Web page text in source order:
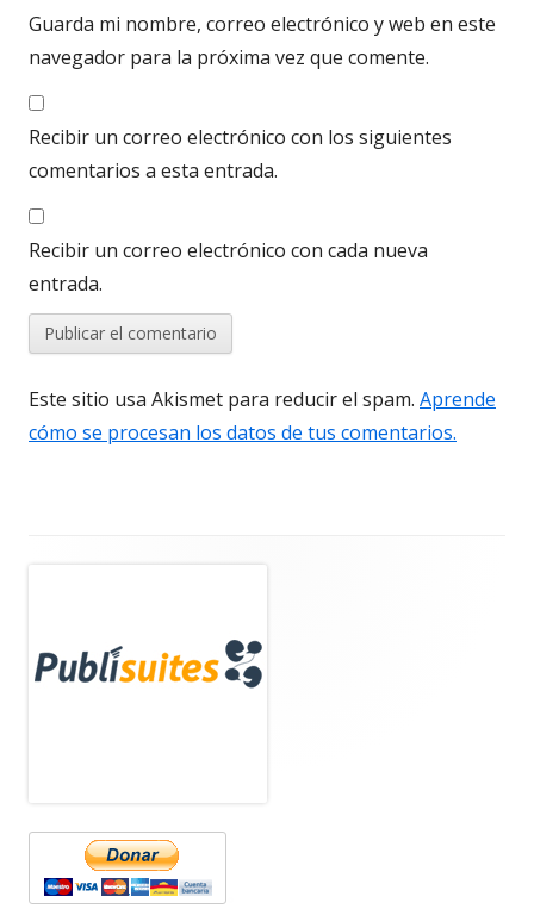
Guarda mi nombre, correo electrónico y web en este
navegador para la próxima vez que comente.
Recibir un correo electrónico con los siguientes
comentarios a esta entrada.
Recibir un correo electrónico con cada nueva
entrada.
Este sitio usa Akismet para reducir el spam. Aprende
cómo se procesan los datos de tus comentarios.
lateral
principal